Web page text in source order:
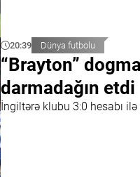
20:39 Dünya futbolu
“Brayton”
darmadağın etdi
İngiltərə klubu 3:0 hesabı